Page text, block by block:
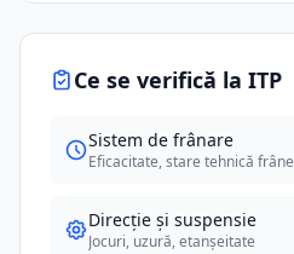
Ce se verifică la ITP
Sistem de frânare
Eficacitate, stare tehnică frâne
Direcție și suspensie
Jocuri, uzură, etanșeitate